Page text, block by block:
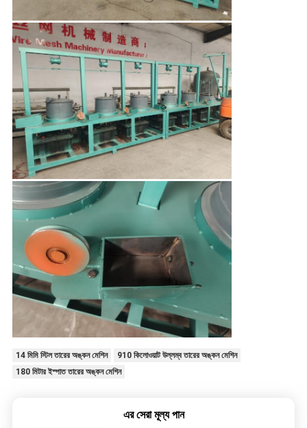
14 মিমি স্টিল তারের অঙ্কন মেশিন
910 কিলোওয়াট উল্লম্ব তারের অঙ্কন মেশিন
180 মিটার ইস্পাত তারের অঙ্কন মেশিন
এর সেরা মূল্য পান